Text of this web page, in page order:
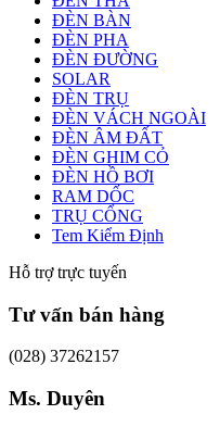
ĐÈN BÀN
ĐÈN PHA
ĐÈN ĐƯỜNG
SOLAR
ĐÈN TRỤ
ĐÈN VÁCH NGOÀI
ĐÈN ÂM ĐẤT
ĐÈN GHIM CỎ
ĐÈN HỒ BƠI
RAM DỐC
TRỤ CỔNG
Tem Kiểm Định
Hỗ trợ trực tuyến
Tư vấn bán hàng
(028) 37262157
Ms. Duyên